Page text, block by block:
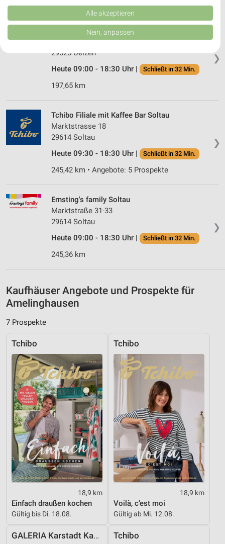
❯
CEKA Kaufhaus Uelzen
Gudesstraße 13-23
29525 Uelzen
Heute 09:00 - 18:30 Uhr |
Schließt in 32 Min.
197,65 km
❯
Tchibo Filiale mit Kaffee Bar Soltau
Marktstrasse 18
29614 Soltau
Heute 09:30 - 18:30 Uhr |
Schließt in 32 Min.
245,42 km • Angebote: 5 Prospekte
❯
Ernsting's family Soltau
Marktstraße 31-33
29614 Soltau
Heute 09:00 - 18:30 Uhr |
Schließt in 32 Min.
245,36 km
Kaufhäuser Angebote und Prospekte für
Amelinghausen
7 Prospekte
Tchibo
18,9 km
Einfach draußen kochen
Gültig bis Di. 18.08.
Tchibo
18,9 km
Voilà, c’est moi
Gültig ab Mi. 12.08.
GALERIA Karstadt Kaufhof Tchibo
Kombinationen von Daten aus verschiedenen Quellen. Entwicklung und
Verbesserung der Angebote. Verwendung reduzierter Daten zur Auswahl
von Inhalten.
Daten können außerhalb der Europäischen Union weitergegeben und in die
Website/App.
Partnerliste anzeigen (1 IAB-Anbieter)
Wir nutzen Ihre Daten für folgende Zwecke:
Speichern von oder Zugriff auf Informationen
auf einem Endgerät
Verwendung reduzierter Daten zur Auswahl von
Werbeanzeigen
Erstellung von Profilen für personalisierte
Verwendung von Profilen zur Auswahl
personalisierter Werbung
Erstellung von Profilen zur Personalisierung
von Inhalten
Verwendung von Profilen zur Auswahl
Messung der Werbeleistung
Messung der Performance von Inhalten
Analyse von Zielgruppen durch Statistiken oder
Quellen
Entwicklung und Verbesserung der Angebote
Verwendung reduzierter Daten zur Auswahl von
Inhalten
IAB-Besonderheiten:
Verwendung genauer Standortdaten
Geräte anhand von aktiv angeforderten
Informationen identifizieren
Nicht-IAB-Verarbeitungszwecke:
Performance
Alle akzeptieren
Nein, anpassen